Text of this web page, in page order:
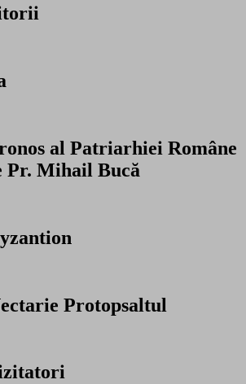
al Patriarhiei Române
Pr. Mihail Bucă
Protopsaltul